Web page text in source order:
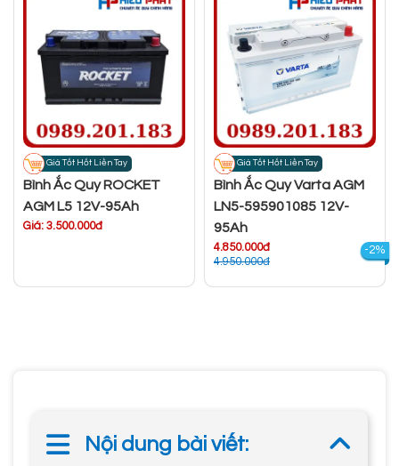
Giá Tốt Hốt Liền Tay
Bình Ắc Quy ROCKET
AGM L5 12V-95Ah
Giá: 3.500.000đ
Giá Tốt Hốt Liền Tay
Bình Ắc Quy Varta AGM
LN5-595901085 12V-
95Ah
4.850.000đ
4.950.000đ
-2%
Nội dung bài viết: